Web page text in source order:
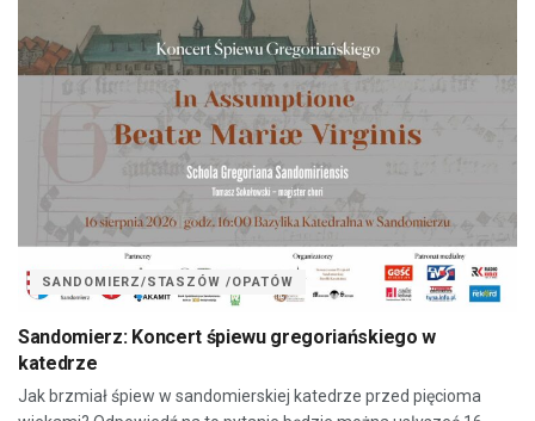
SANDOMIERZ/STASZÓW /OPATÓW
Sandomierz: Koncert śpiewu gregoriańskiego w
katedrze
Jak brzmiał śpiew w sandomierskiej katedrze przed pięcioma